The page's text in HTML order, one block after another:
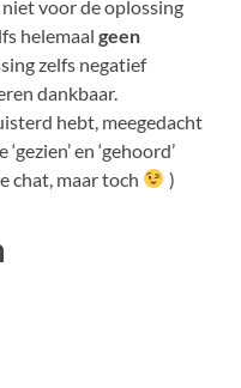
voor de oplossing
helemaalgeen
zelfs negatief
dankbaar.
hebt, meegedacht
en ‘gehoord’
chat, maar toch
)